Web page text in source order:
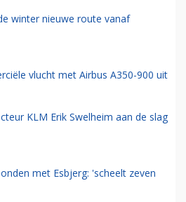
winter nieuwe route vanaf
vlucht met Airbus A350-900 uit
KLM Erik Swelheim aan de slag
met Esbjerg: 'scheelt zeven